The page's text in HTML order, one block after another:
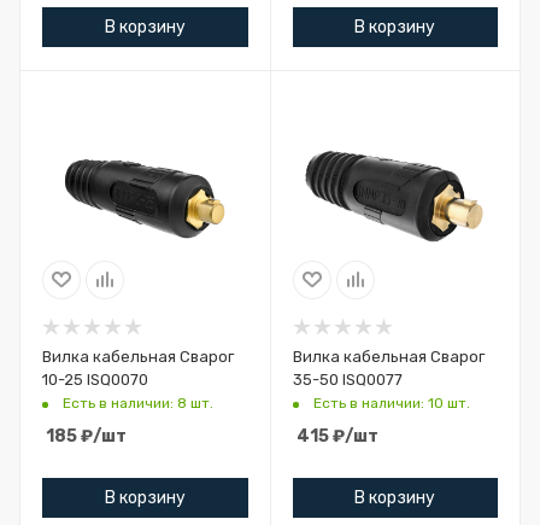
В корзину В корзину
Вилка кабельная Сварог
10-25 ISQ0070
Есть в наличии: 8 шт.
185₽/шт
В корзину
Вилка кабельная Сварог
35-50 ISQ0077
Есть в наличии: 10 шт.
415₽/шт
В корзину